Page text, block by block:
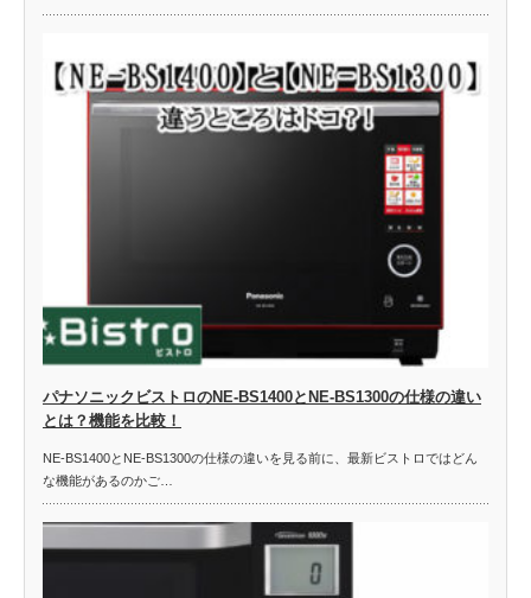
パナソニックビストロのNE-BS1400とNE-BS1300の仕様の違い
とは？機能を比較！
NE-BS1400とNE-BS1300の仕様の違いを見る前に、最新ビストロではどん
な機能があるのかご…